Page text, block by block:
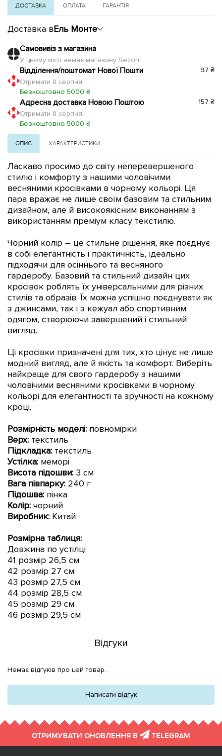
ДОСТАВКА ОПЛАТА ГАРАНТІЯ
Доставка вЕль Монте
Самовивіз з магазина
У цьому місті немає магазину Sezon
Відділення/поштомат Нової Пошти
Отримати 8 серпня
Безкоштовно 5000 ₴
97 ₴
Адресна доставка Новою Поштою
Отримати 8 серпня
Безкоштовно 5000 ₴
157 ₴
ОПИС ХАРАКТЕРИСТИКИ
Ласкаво просимо до світу неперевершеного
стилю і комфорту з нашими чоловічими
весняними кросівками в чорному кольорі. Ця
пара вражає не лише своїм базовим та стильним
дизайном, але й високоякісним виконанням з
використанням преміум класу текстилю.
Чорний колір – це стильне рішення, яке поєднує
в собі елегантність і практичність, ідеально
підходячи для осіннього та весняного
гардеробу. Базовий та стильний дизайн цих
кросівок роблять їх універсальними для різних
стилів та образів. Їх можна успішно поєднувати як
з джинсами, так і з кежуал або спортивним
одягом, створюючи завершений і стильний
вигляд.
Ці кросівки призначені для тих, хто цінує не лише
модний вигляд, але й якість та комфорт. Виберіть
найкраще для свого гардеробу з нашими
чоловічими весняними кросівками в чорному
кольорі для елегантності та зручності на кожному
кроці.
Розмірність моделі: повномірки
Верх: текстиль
Підкладка: текстиль
Устілка: меморі
Висота підошви: 3 см
Вага півпарку: 240 г
Підошва: пінка
Колір: чорний
Виробник: Китай
Розмірна таблиця:
Довжина по устілці
41 розмір 26,5 см
42 розмір 27 см
43 розмір 27,5 см
44 розмір 28,5 см
45 розмір 29 см
46 розмір 29,5 см
Відгуки
Немає відгуків про цей товар.
Написати відгук
ОТРИМУВАТИ ОНОВЛЕННЯ В TELEGRAM